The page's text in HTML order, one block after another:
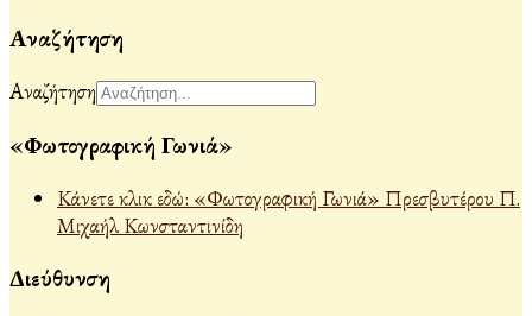
Αναζήτηση
Αναζήτηση
«Φωτογραφική Γωνιά»
Κάνετε κλικ εδώ: «Φωτογραφική Γωνιά» Πρεσβυτέρου Π.
Μιχαήλ Κωνσταντινίδη
Διεύθυνση